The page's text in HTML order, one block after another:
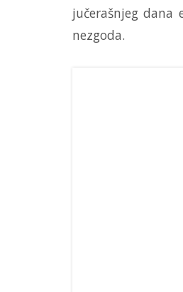
jučerašnjeg dana
nezgoda.